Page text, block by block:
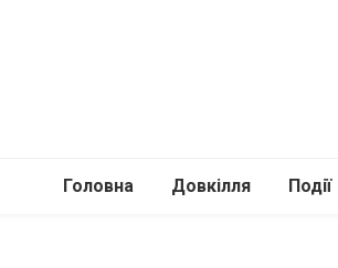
Головна Довкілля Події